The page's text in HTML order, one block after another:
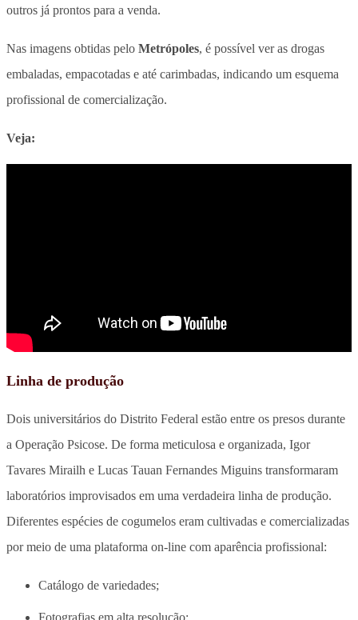
outros já prontos para a venda.
Nas imagens obtidas pelo Metrópoles, é possível ver as drogas
embaladas, empacotadas e até carimbadas, indicando um esquema
profissional de comercialização.
Veja:
Linha de produção
Dois universitários do Distrito Federal estão entre os presos durante
a Operação Psicose. De forma meticulosa e organizada, Igor
Tavares Mirailh e Lucas Tauan Fernandes Miguins transformaram
laboratórios improvisados em uma verdadeira linha de produção.
Diferentes espécies de cogumelos eram cultivadas e comercializadas
por meio de uma plataforma on-line com aparência profissional:
Catálogo de variedades;
Fotografias em alta resolução;